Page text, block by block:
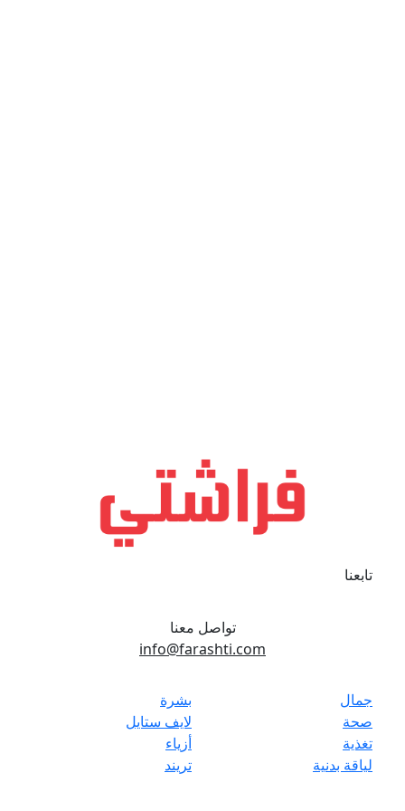
تابعنا
تواصل معنا
info@farashti.com
جمال
صحة
تغذية
لياقة بدنية
بشرة
لايف ستايل
أزياء
تريند